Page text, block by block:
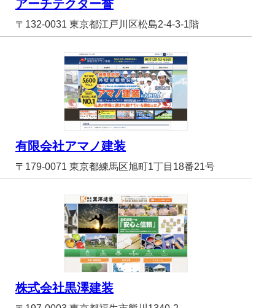
アーチテクター誉
〒132-0031 東京都江戸川区松島2-4-3-1階
有限会社アマノ建装
〒179-0071 東京都練馬区旭町1丁目18番21号
株式会社黒澤建装